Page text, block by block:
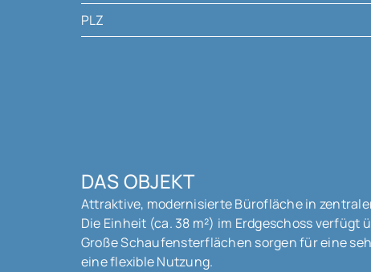
PLZ
DAS OBJEKT
Attraktive, modernisierte Bürofläche in
Die Einheit (ca. 38 m²) im Erdgeschoss
Große Schaufensterflächen sorgen für eine
eine flexible Nutzung.